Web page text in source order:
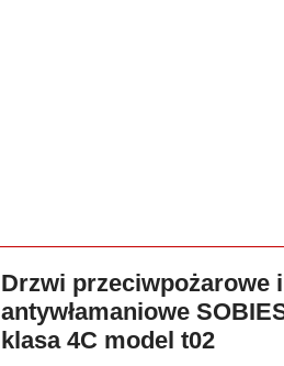
Drzwi przeciwpożarowe i
antywłamaniowe
klasa 4C model t02